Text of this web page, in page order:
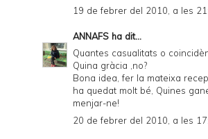
19 de febrer del 2010, a les
ANNAFS ha dit...
Quantes casualitats o
Quina gràcia ,no?
Bona idea, fer la mateixa
ha quedat molt bé, Quines
menjar-ne!
20 de febrer del 2010, a les